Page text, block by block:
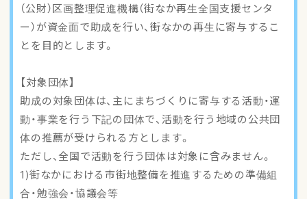
（公財）区画整理促進機構（街なか再生全国支援センタ
ー）が資金面で助成を行い、街なかの再生に寄与するこ
とを目的とします。
【対象団体】
助成の対象団体は、主にまちづくりに寄与する活動・運
動・事業を行う下記の団体で、活動を行う地域の公共団
体の推薦が受けられる方とします。
ただし、全国で活動を行う団体は対象に含みません。
1)街なかにおける市街地整備を推進するための準備組
合・勉強会・協議会等